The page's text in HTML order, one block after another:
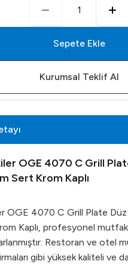
1
Sepete Ekle
Kurumsal Teklif Al
OGE 4070 C Grill
Sert Krom Kaplı
OGE 4070 C Grill Plate
Kaplı, profesyonel
Restoran ve otel
gibi yüksek kaliteli ve